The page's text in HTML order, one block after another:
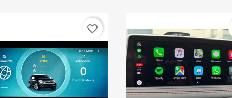
favorite_border